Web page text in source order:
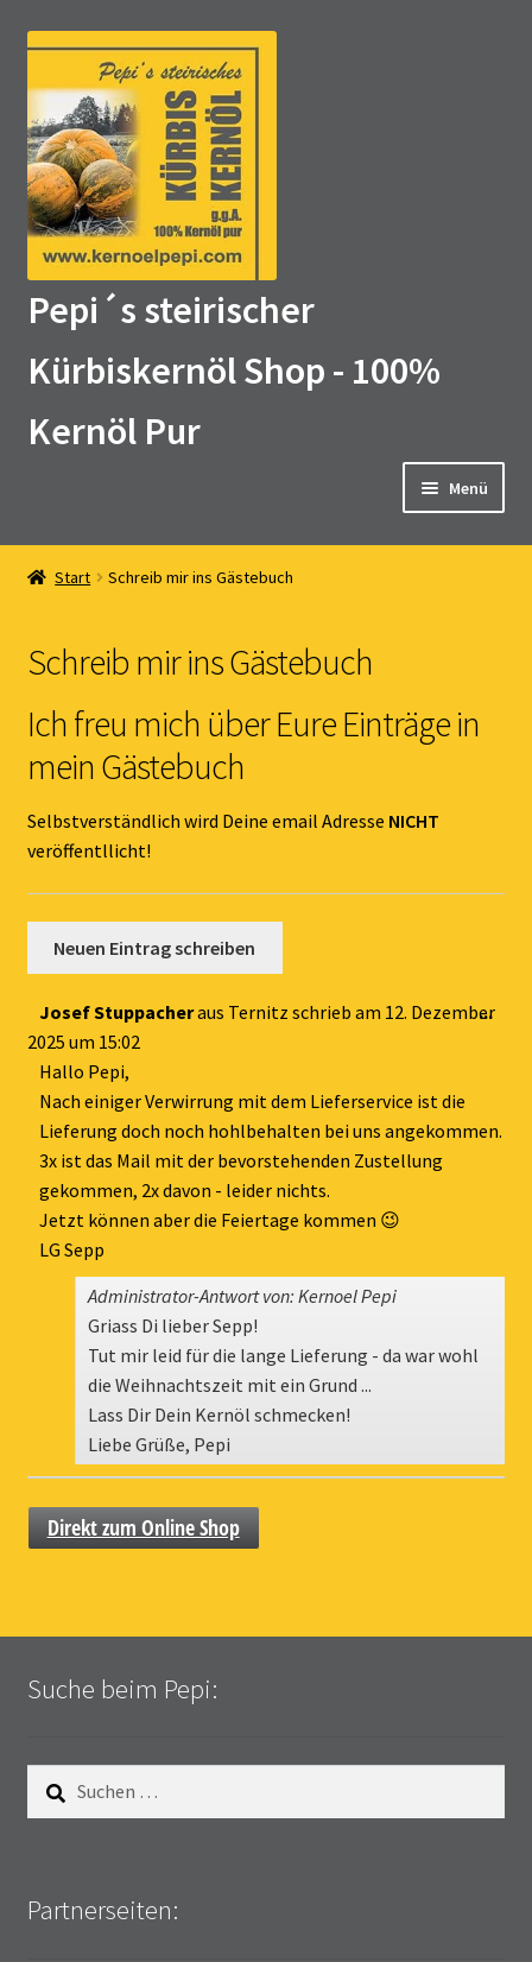
Zur
Navigation
springen
Zum
springen
Pepi´s steirischer
Kürbiskernöl Shop - 100%
Kernöl Pur
Menü
Home
Kernöl Pepi
Übers Kernöl
Kontakt
Gästebuch
Start Schreib mir ins Gästebuch
Schreib mir ins Gästebuch
Ich freu mich über Eure Einträge in
mein Gästebuch
Selbstverständlich wird Deine email Adresse NICHT
veröffentllicht!
Josef Stuppacheraus Ternitz schrieb am 12. Dezember
2025 um 15:02
Hallo Pepi,
Nach einiger Verwirrung mit dem Lieferservice ist die
Lieferung doch noch hohlbehalten bei uns angekommen.
3x ist das Mail mit der bevorstehenden Zustellung
gekommen, 2x davon - leider nichts.
Jetzt können aber die Feiertage kommen 😉
LG Sepp
Administrator-Antwort von: Kernoel Pepi
Griass Di lieber Sepp!
Tut mir leid für die lange Lieferung - da war wohl
die Weihnachtszeit mit ein Grund ...
Lass Dir Dein Kernöl schmecken!
Liebe Grüße, Pepi
...
Direkt zum Online Shop
Suche beim Pepi:
nach:
Partnerseiten: